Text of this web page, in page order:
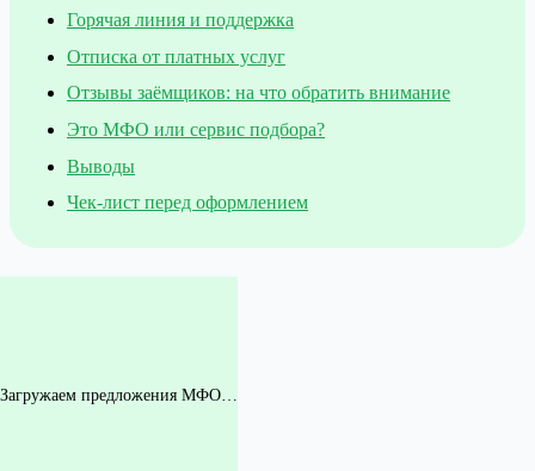
Горячая линия и поддержка
Отписка от платных услуг
Отзывы заёмщиков: на что обратить внимание
Это МФО или сервис подбора?
Выводы
Чек-лист перед оформлением
Загружаем предложения МФО…